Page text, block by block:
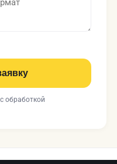
обработкой